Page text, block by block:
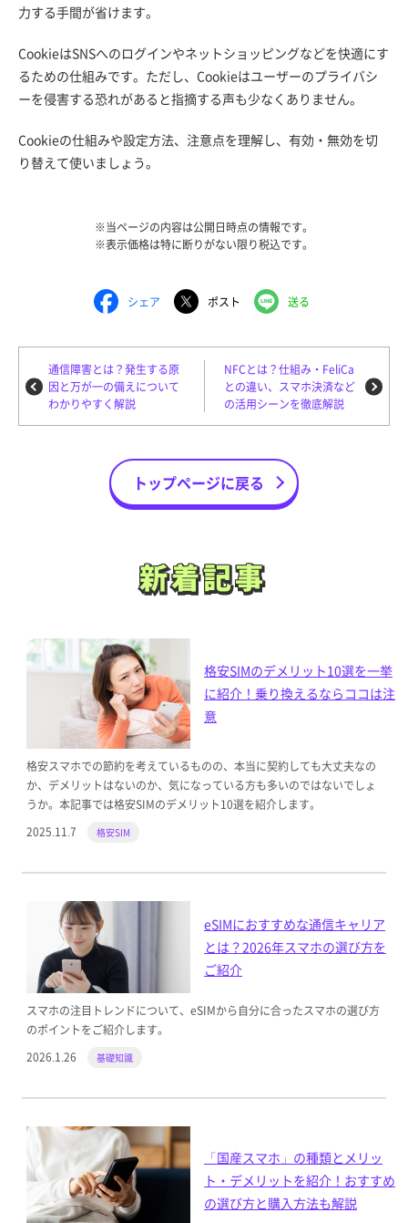
力する手間が省けます。
CookieはSNSへのログインやネットショッピングなどを快適にす
るための仕組みです。ただし、Cookieはユーザーのプライバシ
ーを侵害する恐れがあると指摘する声も少なくありません。
Cookieの仕組みや設定方法、注意点を理解し、有効・無効を切
り替えて使いましょう。
※当ページの内容は公開日時点の情報です。
※表示価格は特に断りがない限り税込です。
シェア ポスト 送る
通信障害とは？発生する原
因と万が一の備えについて
わかりやすく解説
NFCとは？仕組み・FeliCa
との違い、スマホ決済など
の活用シーンを徹底解説
トップページに戻る
新着記事
新着記事
格安SIMのデメリット10選を一挙
に紹介！乗り換えるならココは注
意
格安スマホでの節約を考えているものの、本当に契約しても大丈夫なの
か、デメリットはないのか、気になっている方も多いのではないでしょ
うか。本記事では格安SIMのデメリット10選を紹介します。
2025.11.7
格安SIM
eSIMにおすすめな通信キャリア
とは？2026年スマホの選び方を
ご紹介
スマホの注目トレンドについて、eSIMから自分に合ったスマホの選び方
のポイントをご紹介します。
2026.1.26
基礎知識
「国産スマホ」の種類とメリッ
ト・デメリットを紹介！おすすめ
の選び方と購入方法も解説